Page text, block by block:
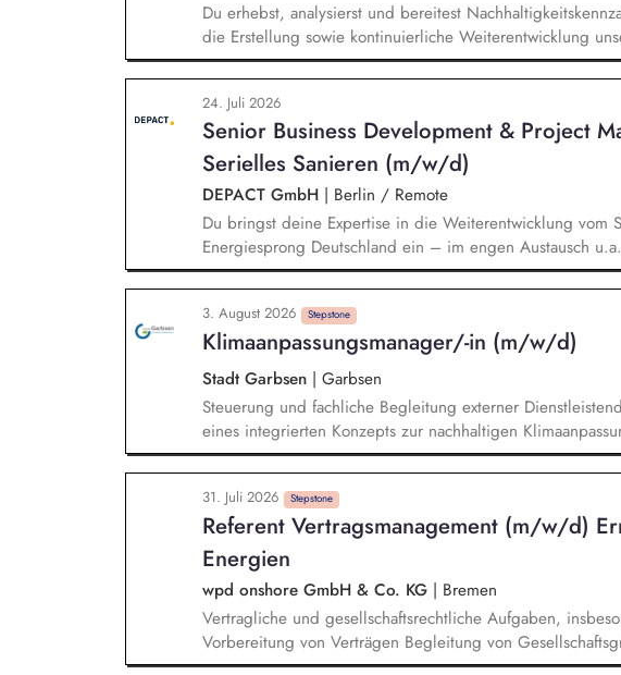
Du erhebst, analysierst und bereitest
die Erstellung sowie kontinuierliche Weiterentwicklung
nach anerkannten Berichtsstandards (z. B. VSME). Bei der
Weiterentwicklung unseres Corporate Carbon Footprints
gemeinsam mit dem Team Maßnahmen zur
ökologische Nachhaltigkeitskennzahlen, Klimaziele und
deren Umsetzung sowie Erfolgskontrolle. Darüber hinaus
Projektmanagement bei unseren Projekten im Bereich
Batteriespeicher und weiteren Zukunftsthemen der
24. Juli 2026
Senior Business Development & Project
Serielles Sanieren (m/w/d)
DEPACT GmbH | Berlin / Remote
Du bringst deine Expertise in die Weiterentwicklung vom
Energiesprong Deutschland ein – im engen Austausch
Markthochlauf und Support im regulatorischen Umfeld
Development-Standbein: Du akquirierst und verantwortest
Vorqualifizierungs-Tool CoPilot und entwickelst /
qualifizierst zudem Bauunternehmen und Systemanbieter
3. August 2026 Stepstone
Klimaanpassungsmanager/-in (m/w/d)
Stadt Garbsen | Garbsen
Steuerung und fachliche Begleitung externer
eines integrierten Konzepts zur nachhaltigen
Klimaschutz. Analyse klimatischer Risiken und
Starkregen, Trockenheit). Identifikation kommunaler
Erarbeitung eines Maßnahmenkatalogs mit Priorisierung zur
Umsetzungsstrategien. Integration der Klimaanpassung als
bestehende Verwaltungsprozesse und Strukturen.
31. Juli 2026 Stepstone
Referent Vertragsmanagement (m/w/d)
Energien
wpd onshore GmbH & Co. KG | Bremen
Vertragliche und gesellschaftsrechtliche Aufgaben,
Vorbereitung von Verträgen Begleitung von
gesellschaftsrechtlicher Unterlagen und